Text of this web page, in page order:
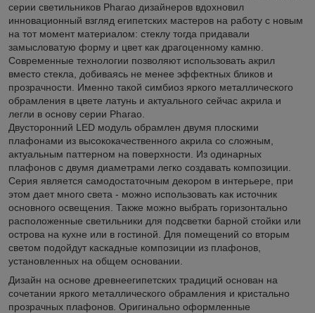
серии светильников Pharao дизайнеров вдохновил
инновационный взгляд египетских мастеров на работу с новым
на тот момент материалом: стеклу тогда придавали
замысловатую форму и цвет как драгоценному камню.
Современные технологии позволяют использовать акрил
вместо стекла, добиваясь не менее эффектных бликов и
прозрачности. Именно такой симбиоз яркого металлического
обрамления в цвете латунь и актуального сейчас акрила и
легли в основу серии Pharao.
Двусторонний LED модуль обрамлен двумя плоскими
плафонами из высококачественного акрила со сложным,
актуальным паттерном на поверхности. Из одинарных
плафонов с двумя диаметрами легко создавать композиции.
Серия является самодостаточным декором в интерьере, при
этом дает много света - можно использовать как источник
основного освещения. Также можно выбрать горизонтально
расположенные светильники для подсветки барной стойки или
острова на кухне или в гостиной. Для помещений со вторым
светом подойдут каскадные композиции из плафонов,
установленных на общем основании.
Дизайн на основе древнеегипетских традиций основан на
сочетании яркого металлического обрамления и кристально
прозрачных плафонов. Оригинально оформленные